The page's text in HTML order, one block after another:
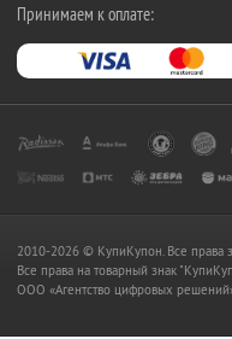
Принимаем к оплате:
2010-2026 © КупиКупон. Все права
Все права на товарный знак
OOO «Агентство цифровых